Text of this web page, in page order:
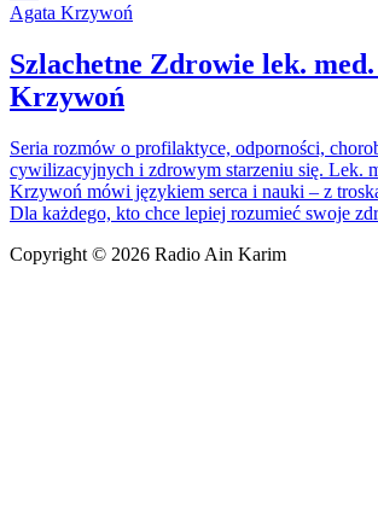
Agata Krzywoń
Szlachetne Zdrowie lek.
Krzywoń
Seria rozmów o profilaktyce, odporności,
cywilizacyjnych i zdrowym starzeniu się. Lek.
Krzywoń mówi językiem serca i nauki – z
Dla każdego, kto chce lepiej rozumieć swoje
Copyright © 2026 Radio Ain Karim